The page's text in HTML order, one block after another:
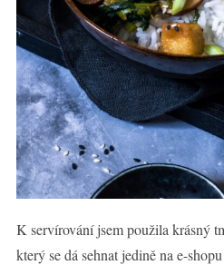
K servírování jsem použila krásný
který se dá sehnat jedině na e-shopu